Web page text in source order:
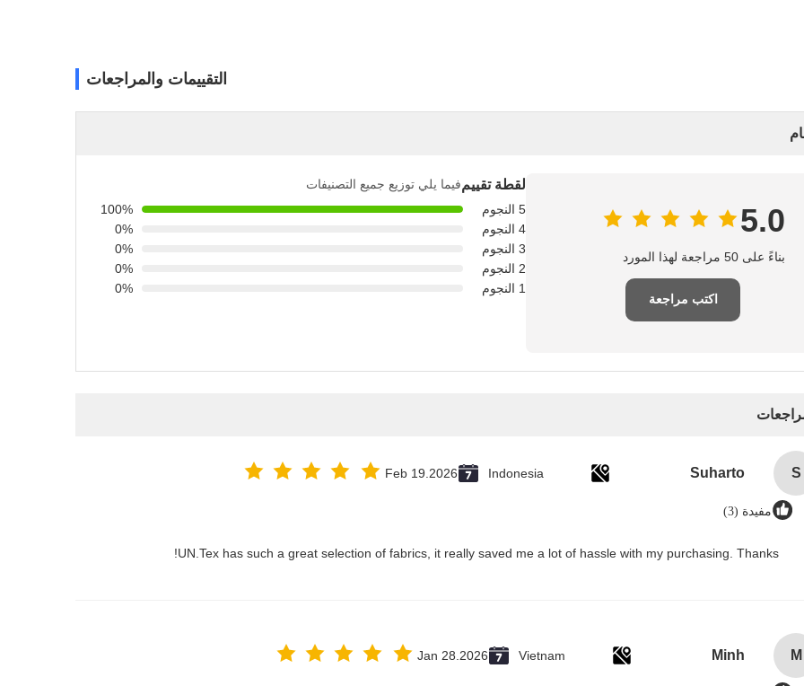
التقييمات والمراجعات
5.0
بناءً على 50 مراجعة لهذا المورد
اكتب مراجعة
لقطة تقييمفيما يلي توزيع جميع التصنيفات
5 النجوم
100%
4 النجوم
0%
3 النجوم
0%
2 النجوم
0%
1 النجوم
0%
S
Suharto
Indonesia
Feb 19.2026
مفيدة (3)
UN.Tex has such a great selection of fabrics, it really saved me a lot of hassle with my purchasing. Thanks!
M
Minh
Vietnam
Jan 28.2026